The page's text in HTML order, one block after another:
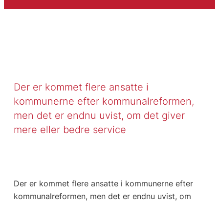
Der er kommet flere ansatte i
kommunerne efter kommunalreformen,
men det er endnu uvist, om det giver
mere eller bedre service
Der er kommet flere ansatte i kommunerne efter
kommunalreformen, men det er endnu uvist, om